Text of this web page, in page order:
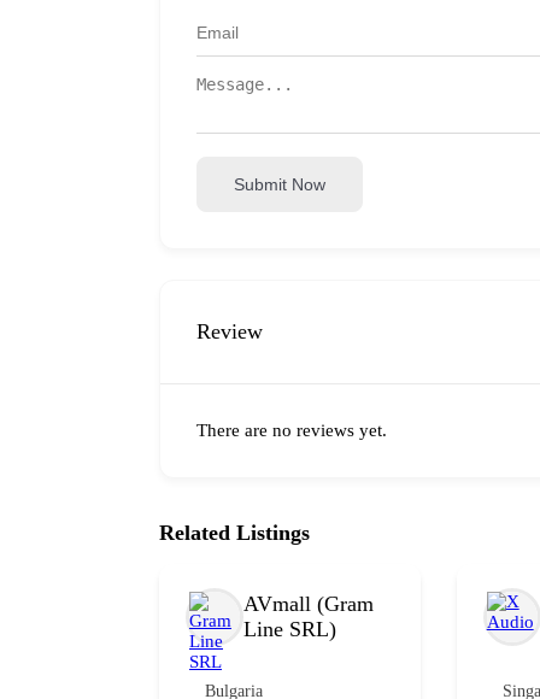
Submit Now
Review
There are no reviews yet.
Related Listings
AVmall (Gram
Line SRL)
Bulgaria